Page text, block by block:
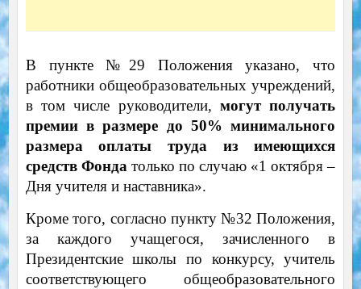
В пункте №29 Положения указано, что
работники общеобразовательных учреждений,
в том числе руководители, могут получать
премии в размере до 50% минимального
размера оплаты труда из имеющихся
средств Фонда только по случаю «1 октября –
Дня учителя и наставника».
Кроме того, согласно пункту №32 Положения,
за каждого учащегося, зачисленного в
Президентские школы по конкурсу, учитель
соответствующего общеобразовательного